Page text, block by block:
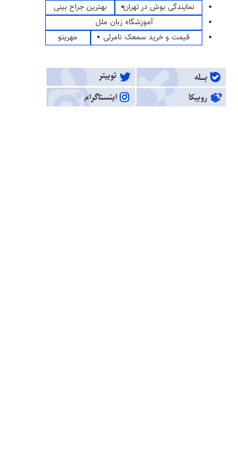
نمایندگی بوش در تهران
بهترین جراح بینی
آموزشگاه زبان ملل
قیمت و خرید سمعک نامرئی
مهرینو